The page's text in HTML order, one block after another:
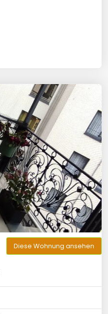
Diese Wohnung ansehen